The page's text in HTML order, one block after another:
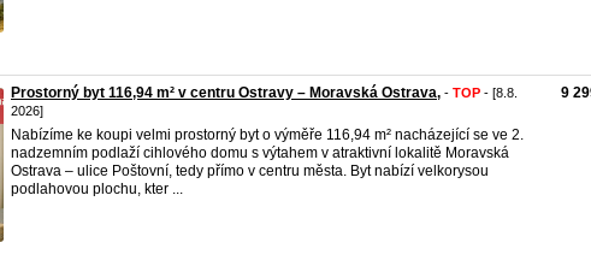
Prostorný byt 116,94 m² v centru Ostravy – Moravská Ostrava, - TOP - [8.8.
2026]
Nabízíme ke koupi velmi prostorný byt o výměře 116,94 m² nacházející se ve 2.
nadzemním podlaží cihlového domu s výtahem v atraktivní lokalitě Moravská
Ostrava – ulice Poštovní, tedy přímo v centru města. Byt nabízí velkorysou
podlahovou plochu, kter ...
9